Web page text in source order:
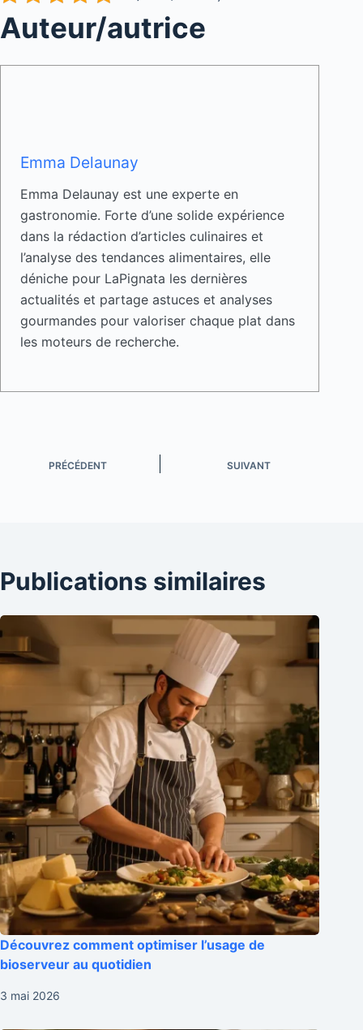
Auteur/autrice
Emma Delaunay
Emma Delaunay est une experte en
gastronomie. Forte d’une solide expérience
dans la rédaction d’articles culinaires et
l’analyse des tendances alimentaires, elle
déniche pour LaPignata les dernières
actualités et partage astuces et analyses
gourmandes pour valoriser chaque plat dans
les moteurs de recherche.
PRÉCÉDENT SUIVANT
Publications similaires
Découvrez comment optimiser l’usage de
bioserveur au quotidien
3 mai 2026